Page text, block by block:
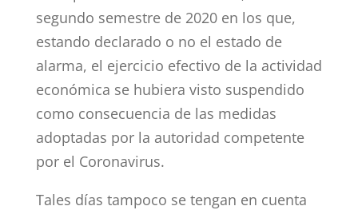
segundo semestre de 2020 en los que,
estando declarado o no el estado de
alarma, el ejercicio efectivo de la actividad
económica se hubiera visto suspendido
como consecuencia de las medidas
adoptadas por la autoridad competente
por el Coronavirus.
Tales días tampoco se tengan en cuenta